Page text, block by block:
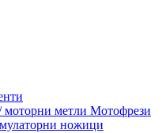
моторни метли Мотофрези
ножици